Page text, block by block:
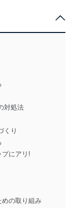
対処法
くり
プにアリ!
めの取り組み